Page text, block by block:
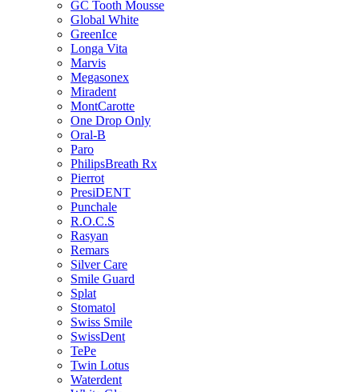
GC Tooth Mousse
Global White
GreenIce
Longa Vita
Marvis
Megasonex
Miradent
MontCarotte
One Drop Only
Oral-B
Paro
PhilipsBreath Rx
Pierrot
PresiDENT
Punchale
R.O.C.S
Rasyan
Remars
Silver Care
Smile Guard
Splat
Stomatol
Swiss Smile
SwissDent
TePe
Twin Lotus
Waterdent